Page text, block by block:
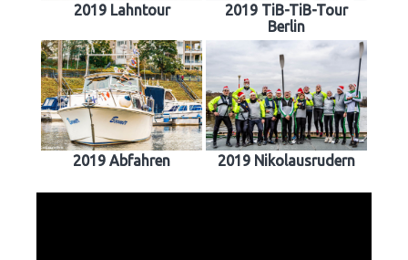
2019 Lahntour
2019 TiB-TiB-Tour
Berlin
2019 Abfahren 2019 Nikolausrudern